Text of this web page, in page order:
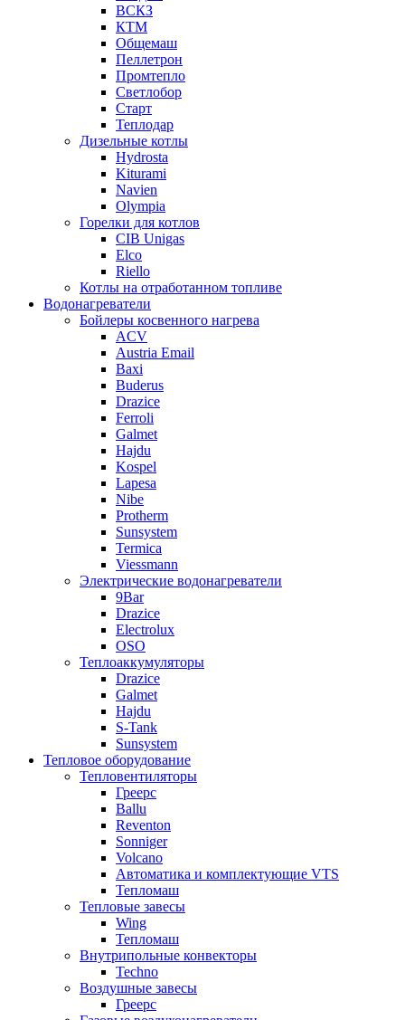
ВСКЗ
КТМ
Общемаш
Пеллетрон
Промтепло
Светлобор
Старт
Теплодар
Дизельные котлы
Hydrosta
Kiturami
Navien
Olympia
Горелки для котлов
CIB Unigas
Elco
Riello
Котлы на отработанном топливе
Водонагреватели
Бойлеры косвенного нагрева
ACV
Austria Email
Baxi
Buderus
Drazice
Ferroli
Galmet
Hajdu
Kospel
Lapesa
Nibe
Protherm
Sunsystem
Termica
Viessmann
Электрические водонагреватели
9Bar
Drazice
Electrolux
OSO
Теплоаккумуляторы
Drazice
Galmet
Hajdu
S-Tank
Sunsystem
Тепловое оборудование
Тепловентиляторы
Греерс
Ballu
Reventon
Sonniger
Volcano
Автоматика и комплектующие VTS
Тепломаш
Тепловые завесы
Wing
Тепломаш
Внутрипольные конвекторы
Techno
Воздушные завесы
Греерс